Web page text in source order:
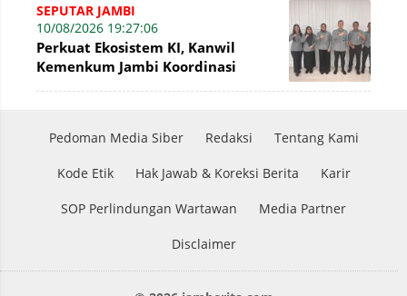
SEPUTAR JAMBI
10/08/2026 19:27:06
Perkuat Ekosistem KI, Kanwil
Kemenkum Jambi Koordinasi
Pedoman Media Siber Redaksi Tentang Kami
Kode Etik Hak Jawab & Koreksi Berita Karir
SOP Perlindungan Wartawan Media Partner
Disclaimer